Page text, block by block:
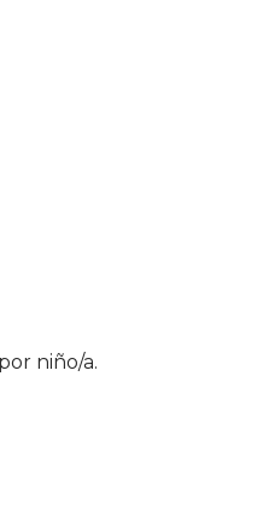
niño/a.